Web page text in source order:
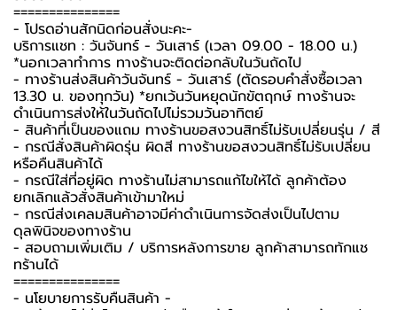
===============
-️ โปรดอ่านสักนิดก่อนสั่งนะคะ-️
บริการแชท : วันจันทร์ - วันเสาร์ (เวลา 09.00 - 18.00 น.)
*นอกเวลาทำการ ทางร้านจะติดต่อกลับในวันถัดไป
- ทางร้านส่งสินค้าวันจันทร์ - วันเสาร์ (ตัดรอบคำสั่งซื้อเวลา
13.30 น. ของทุกวัน) *ยกเว้นวันหยุดนักขัตฤกษ์ ทางร้านจะ
ดำเนินการส่งให้ในวันถัดไปไม่รวมวันอาทิตย์
- สินค้าที่เป็นของแถม ทางร้านขอสงวนสิทธิ์ไม่รับเปลี่ยนรุ่น / สี
- กรณีสั่งสินค้าผิดรุ่น ผิดสี ทางร้านขอสงวนสิทธิ์ไม่รับเปลี่ยน
หรือคืนสินค้าได้
- กรณีใส่ที่อยู่ผิด ทางร้านไม่สามารถแก้ไขให้ได้ ลูกค้าต้อง
ยกเลิกแล้วสั่งสินค้าเข้ามาใหม่
- กรณีส่งเคลมสินค้าอาจมีค่าดำเนินการจัดส่งเป็นไปตาม
ดุลพินิจของทางร้าน
- สอบถามเพิ่มเติม / บริการหลังการขาย ลูกค้าสามารถทักแช
ทร้านได้
===============
-️ นโยบายการรับคืนสินค้า -️